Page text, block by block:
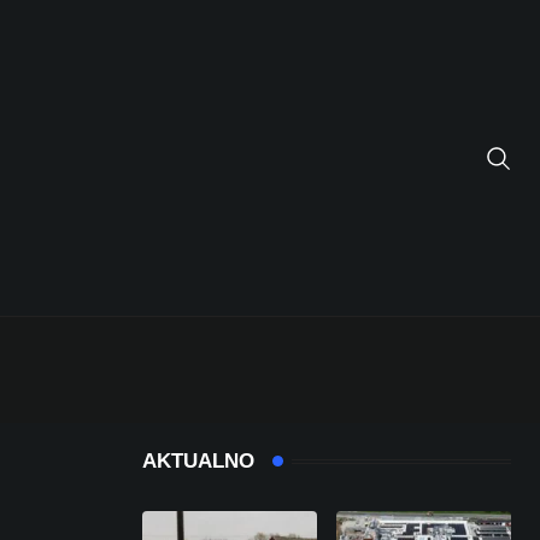
AKTUALNO